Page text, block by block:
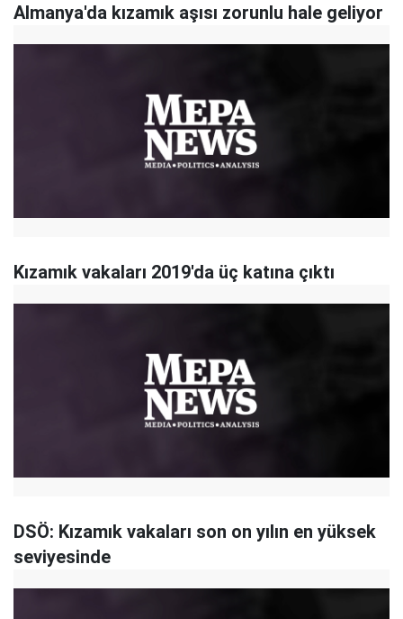
Almanya'da kızamık aşısı zorunlu hale geliyor
Kızamık vakaları 2019'da üç katına çıktı
DSÖ: Kızamık vakaları son on yılın en yüksek
seviyesinde